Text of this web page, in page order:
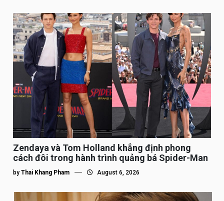
Zendaya và Tom Holland khẳng định phong
cách đôi trong hành trình quảng bá Spider-Man
by Thai Khang Pham August 6, 2026